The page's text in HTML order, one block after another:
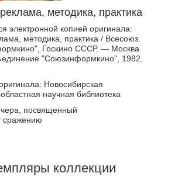
методика, практика
электронной копией оригинала:
методика, практика / Всесоюз.
Госкино СССР. — Москва
"Союзинформкино", 1982.
Новосибирская
научная библиотека
посвященный
сражению
коллекции